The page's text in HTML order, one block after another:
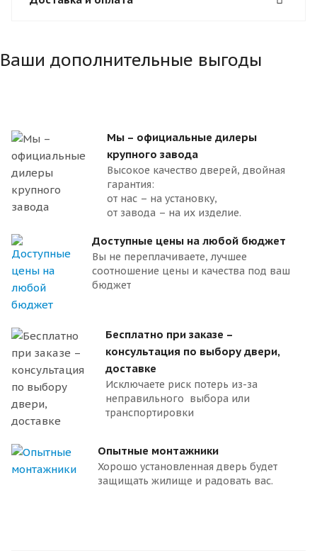
Ваши дополнительные выгоды
Мы – официальные дилеры
крупного завода
Высокое качество дверей, двойная
гарантия:
от нас – на установку,
от завода – на их изделие.
Доступные цены на любой бюджет
Вы не переплачиваете, лучшее
соотношение цены и качества под ваш
бюджет
Бесплатно при заказе –
консультация по выбору двери,
доставке
Исключаете риск потерь из-за
неправильного выбора или
транспортировки
Опытные монтажники
Хорошо установленная дверь будет
защищать жилище и радовать вас.